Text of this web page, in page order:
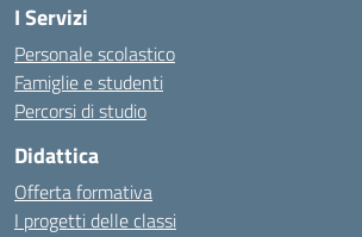
I Servizi
Personale scolastico
Famiglie e studenti
Percorsi di studio
Didattica
Offerta formativa
I progetti delle classi